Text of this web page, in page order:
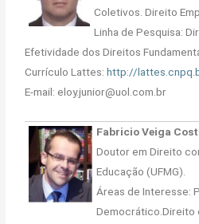
Coletivos. Direito
Linha de Pesquisa:
Efetividade dos Direitos
Currículo Lattes:http://
E-mail: eloy.junior@uol.com.br
Fabricio Veiga
Doutor em Direito
Educação (UFMG).
Áreas de Interesse:
Democrático.Direito